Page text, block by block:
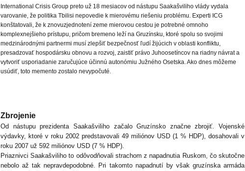
International Crisis Group preto už 18 mesiacov od nástupu Saakašviliho vlády vydala
varovanie, že politika Tbilisi nepovedie k mierovému riešeniu problému. Experti ICG
konštatovali, že k znovuzjednotení zeme mierovou cestou je potrebné omnoho
komplexnejšieho prístupu, pričom bremeno leží na Gruzínsku, ktoré spolu so svojimi
medzinárodnými partnermi musí zlepšiť bezpečnosť ľudí žijúcich v oblasti konfliktu,
presadzovať hospodársku obnovu a rozvoj, zaistiť právo Juhoosetíncov na riadny návrat a
vytvoriť usporiadanie zaručujúce účinnú autonómiu Južného Osetska. Ako dnes môžeme
usúdiť, toto memento zostalo nevypočuté.
Zbrojenie
Od nástupu prezidenta Saakašviliho začalo Gruzínsko značne zbrojiť. Vojenské
výdavky, ktoré v roku 2002 predstavovali 49 miliónov USD (1 % HDP), dosahovali v
roku 2007 už 592 miliónov USD (7 % HDP).
Priaznivci Saakašviliho to odôvodňovali strachom z napadnutia Ruskom, čo skutočne
nebolo až tak nepravdepodobné. Pri takomto napadnutí by však gruzínska armáda